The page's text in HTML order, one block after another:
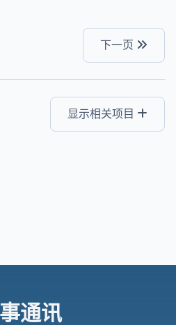
下一页
显示相关项目
通讯